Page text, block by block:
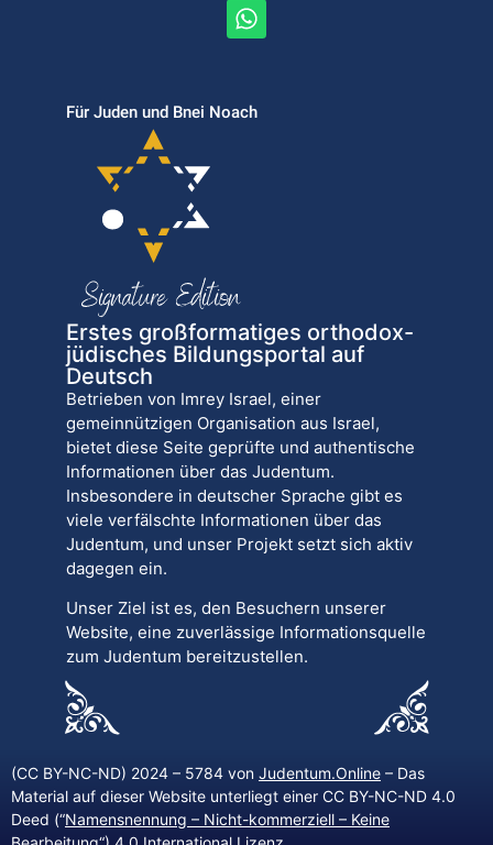
Für Juden und Bnei Noach
Erstes großformatiges orthodox-
jüdisches Bildungsportal auf
Deutsch
Betrieben von Imrey Israel, einer
gemeinnützigen Organisation aus Israel,
bietet diese Seite geprüfte und authentische
Informationen über das Judentum.
Insbesondere in deutscher Sprache gibt es
viele verfälschte Informationen über das
Judentum, und unser Projekt setzt sich aktiv
dagegen ein.
Unser Ziel ist es, den Besuchern unserer
Website, eine zuverlässige Informationsquelle
zum Judentum bereitzustellen.
(CC BY-NC-ND) 2024 – 5784 von Judentum.Online – Das
Material auf dieser Website unterliegt einer CC BY-NC-ND 4.0
Deed (“Namensnennung – Nicht-kommerziell – Keine